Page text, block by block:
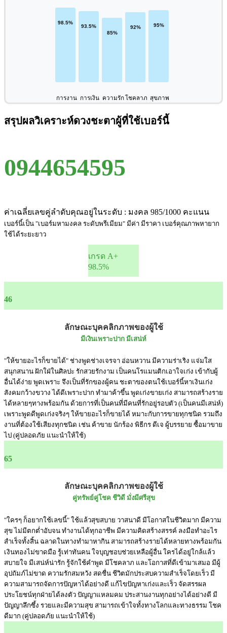
การงาน การเงิน ความรักโชคลาภ สุขภาพ
สรุปผลวิเคราะห์ดวงชะตาผู้ที่ใช้เบอร์นี้
0944654595
ค่าเฉลี่ยเลขคู่ลำดับคุณอยู่ในระดับ : มงคล 985/1000 คะแนน
เบอร์นี้เป็น "เบอร์มหามงคล ระดับพรีเมียม" มีค่า มีราคา เบอร์คุณภาพหายาก
ใช้ได้ระยะยาว
เกรด A+
98.5%
46
ลักษณะบุคคลิกภาพของผู้ใช้
มีเงินเพราะปาก มีเสน่ห์
"ให้ขายอะไรก็ขายได้" ช่างพูดช่างเจรจา อ่อนหวาน มีความร่าเริง แจ่มใส
สนุกสนาน ฝักใฝ่ในศิลปะ รักสวยรักงาม เป็นคนโรแมนติกเอาใจเก่ง เข้ากับผู้
อื่นได้ง่าย พูดเพราะ จึงเป็นที่รักของผู้คน ชะตาของตนใช้เบอร์นี้หาเงินเก่ง
สังคมกว้างขวาง ได้ดีเพราะปาก ทำมาค้าขึ้น พูดเก่งขายเก่ง สามารถสร้างราย
ได้หลายๆทางพร้อมกัน ด้วยการที่เป็นคนที่มีคนที่รักอยู่รอบตัว (เป็นคนมีเสน่ห์)
เพราะพูดดีพูดเก่งจริงๆ ให้ขายอะไรก็ขายได้ หมาะกับการขายทุกชนิด รวมถึง
งานที่ต้องใช้เสียงทุกชนิด เช่น ค้าขาย นักร้อง พิธีกร ดีเจ ผู้บรรยาย ซื้อมาขาย
ไป (คู่ปลอดภัย แนะนำให้ใช้)
65
ลักษณะบุคคลิกภาพของผู้ใช้
คู่ทรัพย์คู่โชค ชีวิดี มั่งมีศรีสุข
"ใครๆ ก็อยากใช้เลขนี้" ใช้แล้วสุขสบาย วาสนาดี มีโอกาสในชีวิตมาก มีความ
สุข ไม่มีตกต่ำอับจน ทำงานได้ทุกอาชีพ มีความคิดสร้างสรรค์ ลงมือทำอะไร
สำเร็จทั้งสิ้น ฉลาดในทางทำมาหากิน สามารถสร้างรายได้หลายทางพร้อมกัน
เงินทองไม่ขาดมือ รู้เท่าทันคน ใจบุญชอบช่วยเหลือผู้อื่น ใครได้อยู่ใกล้แล้ว
สบายใจ มีเสน่ห์น่ารัก รู้จักใช้คำพูด มีโชคลาภ และโอกาสที่ดีเข้ามาเสมอ มีผู้
อุปถัมภ์ไม่ขาด ความรักสมหวัง สดชื่น ชีวิตมักประสบความสำเร็จโดยเร็ว มี
ความสามารถจัดการปัญหาได้อย่างดี แก้ไขปัญหาเก่งและเร็ว จัดสรรผล
ประโยชน์ทุกฝ่ายได้ลงตัว ปัญญาแหลมคม ประสานงานทุกอย่างได้อย่างดี มี
ปัญญาลึกซึ้ง รวยและมีความสุข สามารถเข้าใจทั้งทางโลกและทางธรรม โชค
ดีมาก (คู่ปลอดภัย แนะนำให้ใช้)